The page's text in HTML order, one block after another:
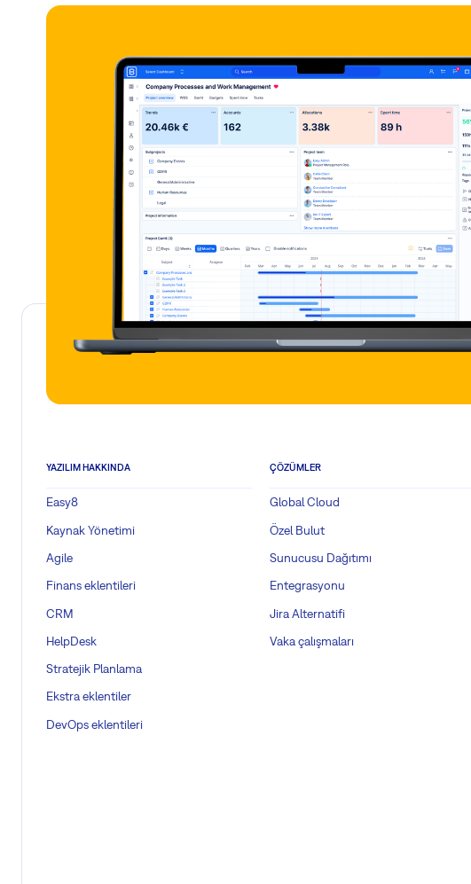
YAZILIM HAKKINDA
Easy8
Kaynak Yönetimi
Agile
Finans eklentileri
CRM
HelpDesk
Stratejik Planlama
Ekstra eklentiler
DevOps eklentileri
ÇÖZÜMLER
Global Cloud
Özel Bulut
Sunucusu Dağıtımı
Entegrasyonu
Jira Alternatifi
Vaka çalışmaları